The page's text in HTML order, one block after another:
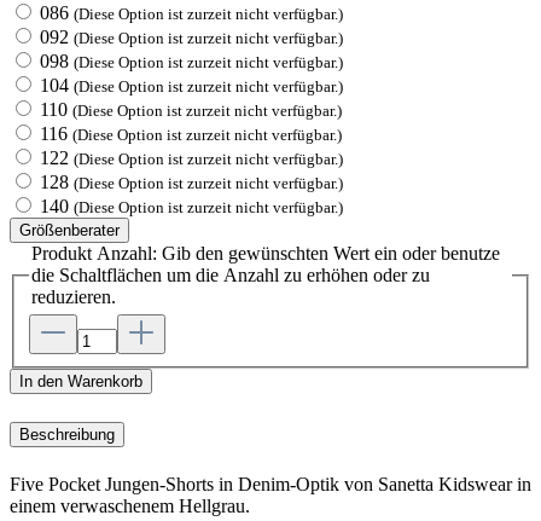
086 (Diese Option ist zurzeit nicht verfügbar.)
092 (Diese Option ist zurzeit nicht verfügbar.)
098 (Diese Option ist zurzeit nicht verfügbar.)
104 (Diese Option ist zurzeit nicht verfügbar.)
110 (Diese Option ist zurzeit nicht verfügbar.)
116 (Diese Option ist zurzeit nicht verfügbar.)
122 (Diese Option ist zurzeit nicht verfügbar.)
128 (Diese Option ist zurzeit nicht verfügbar.)
140 (Diese Option ist zurzeit nicht verfügbar.)
Größenberater
Produkt Anzahl: Gib den gewünschten Wert ein oder benutze
die Schaltflächen um die Anzahl zu erhöhen oder zu
reduzieren.
In den Warenkorb
Beschreibung
Five Pocket Jungen-Shorts in Denim-Optik von Sanetta Kidswear in
einem verwaschenem Hellgrau.